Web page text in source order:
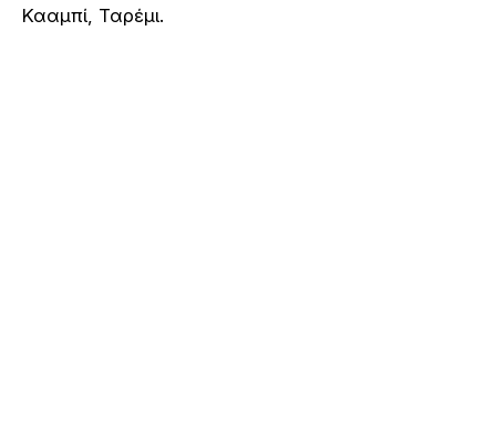
Κααμπί, Ταρέμι.